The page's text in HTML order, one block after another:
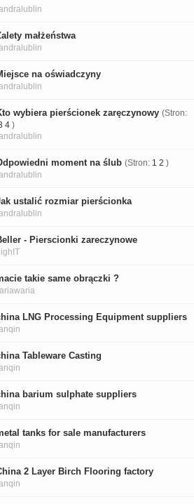
małżeństwa
0 na 5 gwiazdek
2345
na oświadczyny
0 na 5 gwiazdek
2345
wybiera pierścionek zaręczynowy (Stron:
4 )0 na 5 gwiazdek
234
moment na ślub (Stron: 1 2 )
0 na 5 gwiazdek
2345
ustalić rozmiar pierścionka
0 na 5 gwiazdek
23 45
- Pierscionki zareczynowe
0 na 5 gwiazdek
2345
takie same obrączki ?
0 na 5 gwiazdek
2345
LNG Processing Equipment suppliers
0 na 5 gwiazdek
2345
Tableware Casting
0 na 5 gwiazdek
2345
barium sulphate suppliers
0 na 5 gwiazdek
2345
tanks for sale manufacturers
0 na 5 gwiazdek
2345
2 Layer Birch Flooring factory
0 na 5 gwiazdek
2345